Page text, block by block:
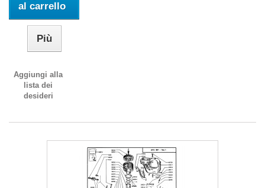
al carrello
Più
Aggiungi alla
lista dei
desideri